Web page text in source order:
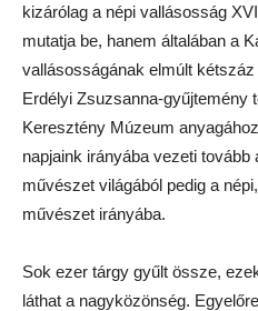
kizárólag a népi vallásosság
mutatja be, hanem általában a
vallásosságának elmúlt
Erdélyi Zsuzsanna-gyűjtemény
Keresztény Múzeum
napjaink irányába vezeti tovább
művészet világából pedig a
művészet irányába.
Sok ezer tárgy gyűlt össze,
láthat a nagyközönség.